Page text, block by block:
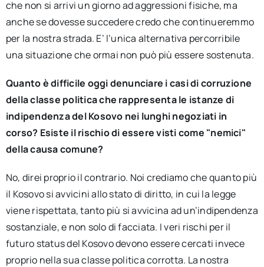
che non si arrivi un giorno ad aggressioni fisiche, ma
anche se dovesse succedere credo che continueremmo
per la nostra strada. E’ l’unica alternativa percorribile
una situazione che ormai non può più essere sostenuta.
Quanto è difficile oggi denunciare i casi di corruzione
della classe politica che rappresenta le istanze di
indipendenza del Kosovo nei lunghi negoziati in
corso? Esiste il rischio di essere visti come "nemici"
della causa comune?
No, direi proprio il contrario. Noi crediamo che quanto più
il Kosovo si avvicini allo stato di diritto, in cui la legge
viene rispettata, tanto più si avvicina ad un’indipendenza
sostanziale, e non solo di facciata. I veri rischi per il
futuro status del Kosovo devono essere cercati invece
proprio nella sua classe politica corrotta. La nostra